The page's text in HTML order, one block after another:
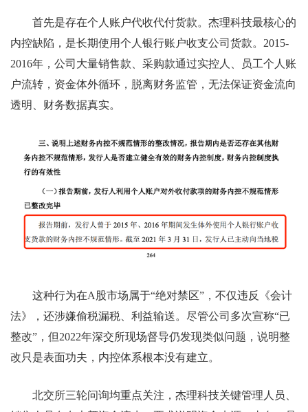
首先是存在个人账户代收代付货款。杰理科技最核心的
内控缺陷，是长期使用个人银行账户收支公司货款。2015-
2016年，公司大量销售款、采购款通过实控人、员工个人账
户流转，资金体外循环，脱离财务监管，无法保证资金流向
透明、财务数据真实。
这种行为在A股市场属于“绝对禁区”，不仅违反《会计
法》，还涉嫌偷税漏税、利益输送。尽管公司多次宣称“已
整改”，但2022年深交所现场督导仍发现类似问题，说明整
改只是表面功夫，内控体系根本没有建立。
北交所三轮问询均重点关注，杰理科技关键管理人员、